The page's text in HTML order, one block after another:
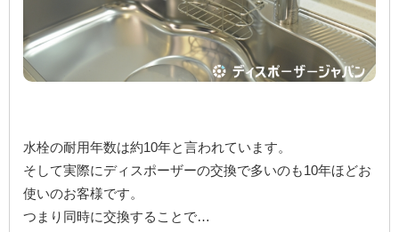
水栓の耐用年数は約10年と言われています。
そして実際にディスポーザーの交換で多いのも10年ほどお
使いのお客様です。
つまり同時に交換することで…